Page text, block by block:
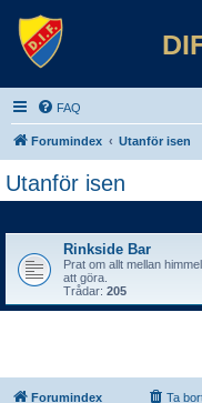
FAQ
Forumindex Utanför isen
Utanför isen
Rinkside Bar
Prat om allt mellan
att göra.
Trådar: 205
Forumindex Ta